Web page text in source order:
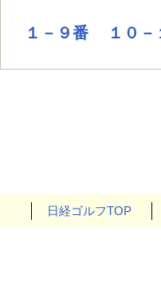
１－９番 １０
日経ゴルフTOP